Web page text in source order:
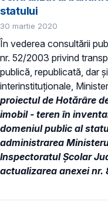
statului
30 martie 2020
În vederea consultării
nr. 52/2003 privind
publică, republicată, dar
interinstituționale,
proiectul de Hotărâre
imobil - teren în
domeniul public al
administrarea
Inspectoratul Școlar
actualizarea anexei nr.